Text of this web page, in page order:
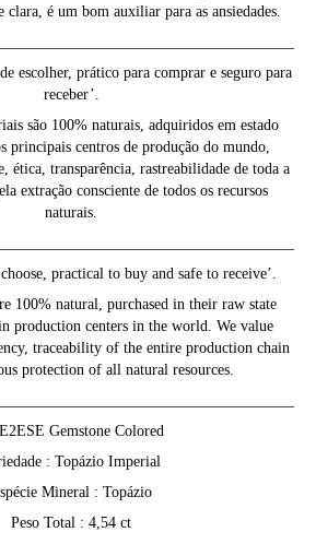
clara, é um bom auxiliar para as ansiedades.
escolher, prático para comprar e seguro para
receber’.
são 100% naturais, adquiridos em estado
principais centros de produção do mundo,
ética, transparência, rastreabilidade de toda a
extração consciente de todos os recursos
naturais.
practical to buy and safe to receive’.
100% natural, purchased in their raw state
production centers in the world. We value
traceability of the entire production chain
protection of all natural resources.
Gemstone Colored
: Topázio Imperial
Mineral : Topázio
Peso Total : 4,54 ct